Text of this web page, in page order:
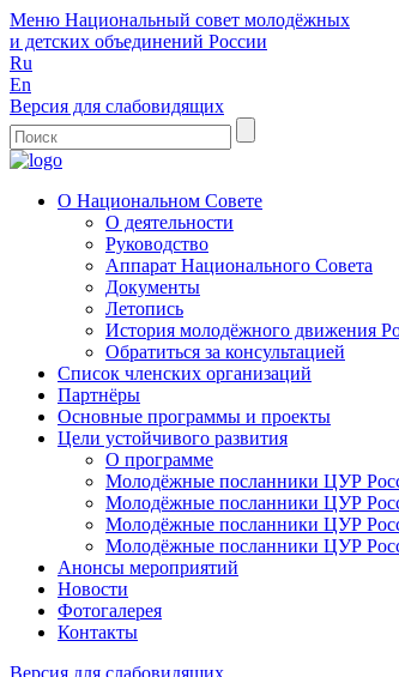
Меню Национальный совет молодёжных
и детских объединений России
Ru
En
Версия для слабовидящих
О Национальном Совете
О деятельности
Руководство
Аппарат Национального Совета
Документы
Летопись
История молодёжного движения
Обратиться за консультацией
Список членских организаций
Партнёры
Основные программы и проекты
Цели устойчивого развития
О программе
Молодёжные посланники ЦУР
Молодёжные посланники ЦУР
Молодёжные посланники ЦУР
Молодёжные посланники ЦУР
Анонсы мероприятий
Новости
Фотогалерея
Контакты
Версия для слабовидящих